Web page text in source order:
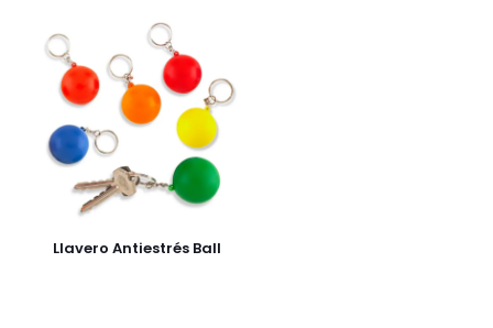
Llavero Antiestrés Ball